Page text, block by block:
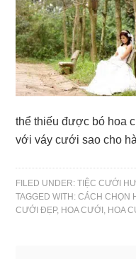
thể thiếu được bó hoa
với váy cưới sao cho
FILED UNDER:TIỆC CƯỚI
TAGGED WITH:CÁCH CHỌN
CƯỚI ĐẸP, HOA CƯỚI, HOA